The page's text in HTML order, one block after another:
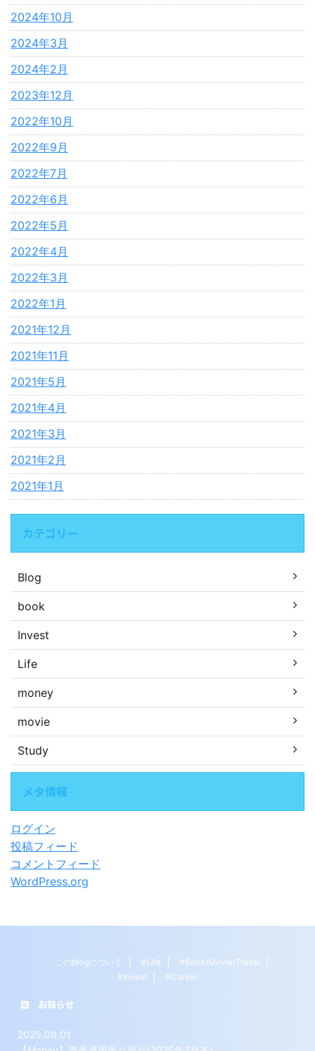
2024年10月
2024年3月
2024年2月
2023年12月
2022年10月
2022年9月
2022年7月
2022年6月
2022年5月
2022年4月
2022年3月
2022年1月
2021年12月
2021年11月
2021年5月
2021年4月
2021年3月
2021年2月
2021年1月
カテゴリー
Blog
book
Invest
Life
money
movie
Study
メタ情報
ログイン
投稿フィード
コメントフィード
WordPress.org
このblogについて #Life
#Book/Movie/Travel
#Invest
#Career
お知らせ
2025.08.01